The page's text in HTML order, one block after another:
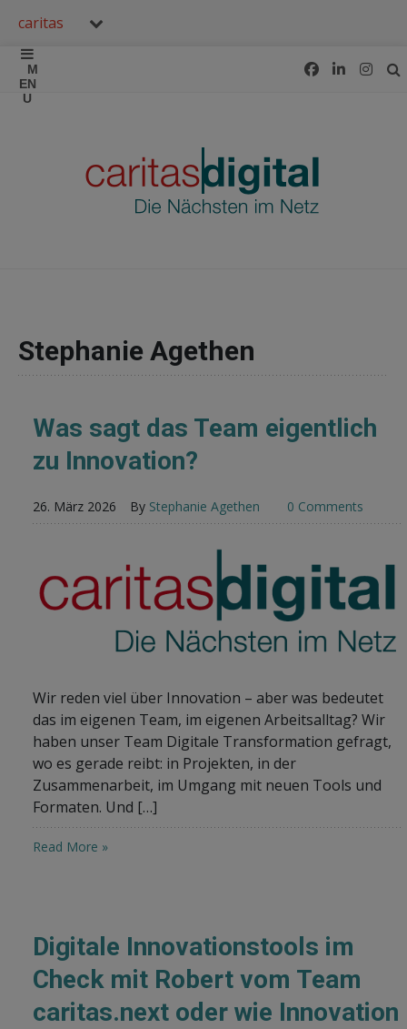
caritas
Stephanie Agethen
Was sagt das Team eigentlich
zu Innovation?
26. März 2026 By Stephanie Agethen 0 Comments
Wir reden viel über Innovation – aber was bedeutet
das im eigenen Team, im eigenen Arbeitsalltag? Wir
haben unser Team Digitale Transformation gefragt,
wo es gerade reibt: in Projekten, in der
Zusammenarbeit, im Umgang mit neuen Tools und
Formaten. Und […]
Read More »
Digitale Innovationstools im
Check mit Robert vom Team
caritas.next oder wie Innovation